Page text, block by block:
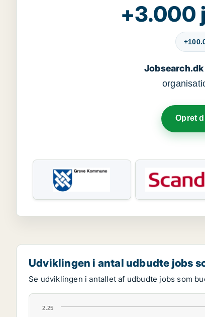
+3.000
Jobsearch.dk
Opret
Udviklingen i antal udbudte jobs
Se udviklingen i antallet af udbudte jobs som
2.25